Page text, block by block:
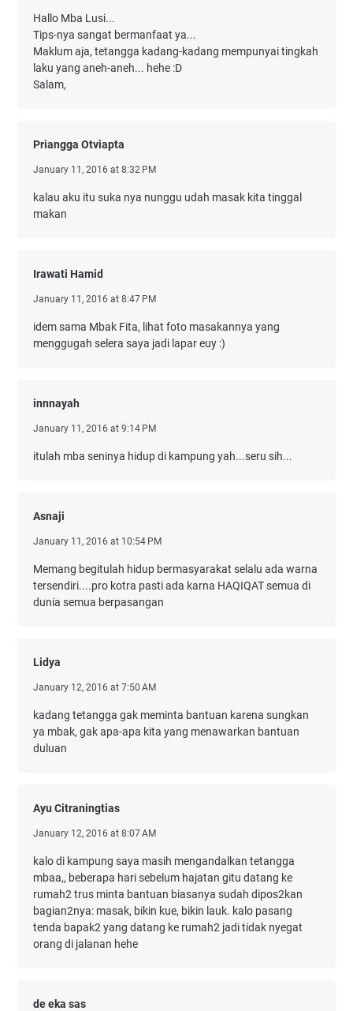
Hallo Mba Lusi...
Tips-nya sangat bermanfaat ya...
Maklum aja, tetangga kadang-kadang mempunyai tingkah
laku yang aneh-aneh... hehe :D
Salam,
Priangga Otviapta
January 11, 2016 at 8:32 PM
kalau aku itu suka nya nunggu udah masak kita tinggal
makan
Irawati Hamid
January 11, 2016 at 8:47 PM
idem sama Mbak Fita, lihat foto masakannya yang
menggugah selera saya jadi lapar euy :)
innnayah
January 11, 2016 at 9:14 PM
itulah mba seninya hidup di kampung yah...seru sih...
Asnaji
January 11, 2016 at 10:54 PM
Memang begitulah hidup bermasyarakat selalu ada warna
tersendiri....pro kotra pasti ada karna HAQIQAT semua di
dunia semua berpasangan
Lidya
January 12, 2016 at 7:50 AM
kadang tetangga gak meminta bantuan karena sungkan
ya mbak, gak apa-apa kita yang menawarkan bantuan
duluan
Ayu Citraningtias
January 12, 2016 at 8:07 AM
kalo di kampung saya masih mengandalkan tetangga
mbaa,, beberapa hari sebelum hajatan gitu datang ke
rumah2 trus minta bantuan biasanya sudah dipos2kan
bagian2nya: masak, bikin kue, bikin lauk. kalo pasang
tenda bapak2 yang datang ke rumah2 jadi tidak nyegat
orang di jalanan hehe
de eka sas